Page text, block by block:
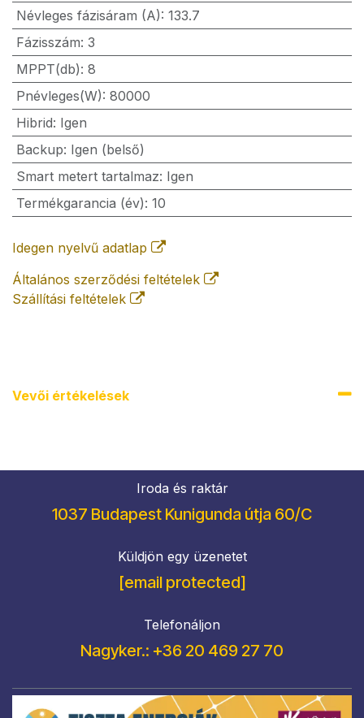
Névleges fázisáram (A): 133.7
Fázisszám: 3
MPPT(db): 8
Pnévleges(W): 80000
Hibrid: Igen
Backup: Igen (belső)
Smart metert tartalmaz: Igen
Termékgarancia (év): 10
Idegen nyelvű adatlap
Általános szerződési feltételek
Szállítási feltételek
Vevői értékel​ések
Iroda és raktár
1037 Budapest Kunigunda útja 60/C
Küldjön egy üzenetet
[email protected]
Telefonáljon
Nagyker.: +36 20 469 27 70